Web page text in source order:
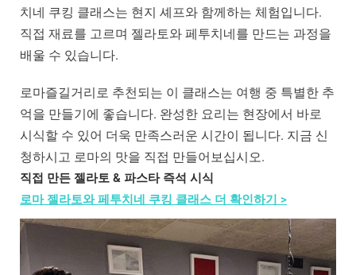
치네 쿠킹 클래스는 현지 셰프와 함께하는 체험입니다.
직접 재료를 고르며 젤라토와 페투치네를 만드는 과정을
배울 수 있습니다.
로마즐길거리로 추천되는 이 클래스는 여행 중 특별한 추
억을 만들기에 좋습니다. 완성한 요리는 현장에서 바로
시식할 수 있어 더욱 만족스러운 시간이 됩니다. 지금 신
청하시고 로마의 맛을 직접 만들어보십시오.
직접 만든 젤라토 & 파스타 즉석 시식
로마 젤라토와 페투치네 쿠킹 클래스 더 확인하기 >